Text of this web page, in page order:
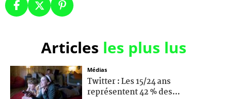
Articles les plus lus
Médias
Twitter : Les 15/24 ans
représentent 42 % des...